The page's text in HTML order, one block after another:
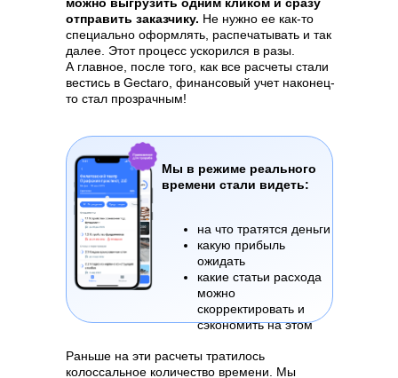
отправить заказчику. Не нужно ее как-то
специально оформлять, распечатывать и так
далее. Этот процесс ускорился в разы.
А главное, после того, как все расчеты стали
вестись в Gectaro, финансовый учет наконец-
то стал прозрачным!
Мы в режиме реального
времени стали видеть:
на что тратятся деньги
какую прибыль
ожидать
какие статьи расхода
можно
скорректировать и
сэкономить на этом
Раньше на эти расчеты тратилось
колоссальное количество времени. Мы